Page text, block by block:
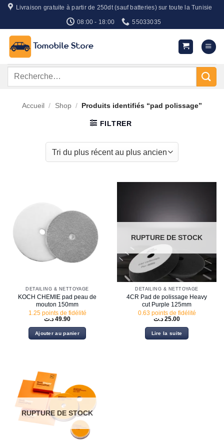
Passer
contenu
Livraison gratuite à partir de 250dt (sauf batteries) sur toute la Tunisie
08:00 - 18:00 55033035
Recherche
Accueil / Shop / Produits identifiés “pad polissage”
FILTRER
DETAILING & NETTOYAGE
KOCH CHEMIE pad peau de
mouton 150mm
1.25 points de fidélité
49.90 د.ت
Ajouter au panier
RUPTURE DE STOCK
DETAILING & NETTOYAGE
4CR Pad de polissage Heavy
cut Purple 125mm
0.63 points de fidélité
25.00 د.ت
Lire la suite
RUPTURE DE STOCK